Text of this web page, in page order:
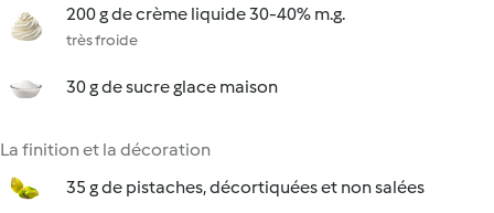
200 g de crème liquide 30-40% m.g.
très froide
30 g de sucre glace maison
La finition et la décoration
35 g de pistaches, décortiquées et non salées